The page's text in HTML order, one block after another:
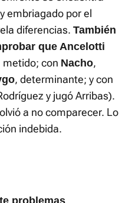
embriagado por el
diferencias. También
que Ancelotti
metido; con Nacho,
, determinante; y con
y jugó Arribas).
a no comparecer. Lo
indebida.